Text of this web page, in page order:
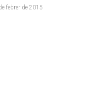
febrer de 2015